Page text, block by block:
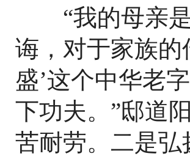
“我的母亲是
诲，对于家族的
盛’这个中华老
下功夫。”邸道
苦耐劳。二是